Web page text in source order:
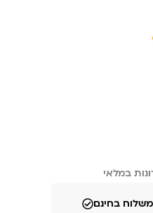
במלאי
משלוח בחינם